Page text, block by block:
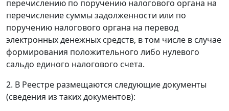
перечислению по поручению налогового органа на
перечисление суммы задолженности или по
поручению налогового органа на перевод
электронных денежных средств, в том числе в случае
формирования положительного либо нулевого
сальдо единого налогового счета.
2. В Реестре размещаются следующие документы
(сведения из таких документов):